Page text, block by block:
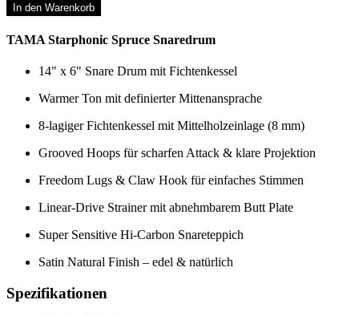
In den Warenkorb
TAMA Starphonic Spruce Snaredrum
14" x 6" Snare Drum mit Fichtenkessel
Warmer Ton mit definierter Mittenansprache
8-lagiger Fichtenkessel mit Mittelholzeinlage (8 mm)
Grooved Hoops für scharfen Attack & klare Projektion
Freedom Lugs & Claw Hook für einfaches Stimmen
Linear-Drive Strainer mit abnehmbarem Butt Plate
Super Sensitive Hi-Carbon Snareteppich
Satin Natural Finish – edel & natürlich
Spezifikationen